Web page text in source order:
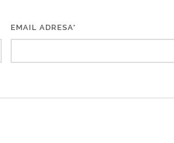
EMAIL ADRESA*